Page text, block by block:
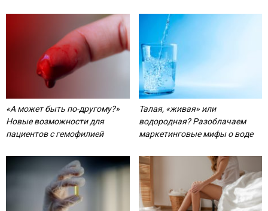
«А может быть по-другому?»
Новые возможности для
пациентов с гемофилией
Талая, «живая» или
водородная? Разоблачаем
маркетинговые мифы о воде